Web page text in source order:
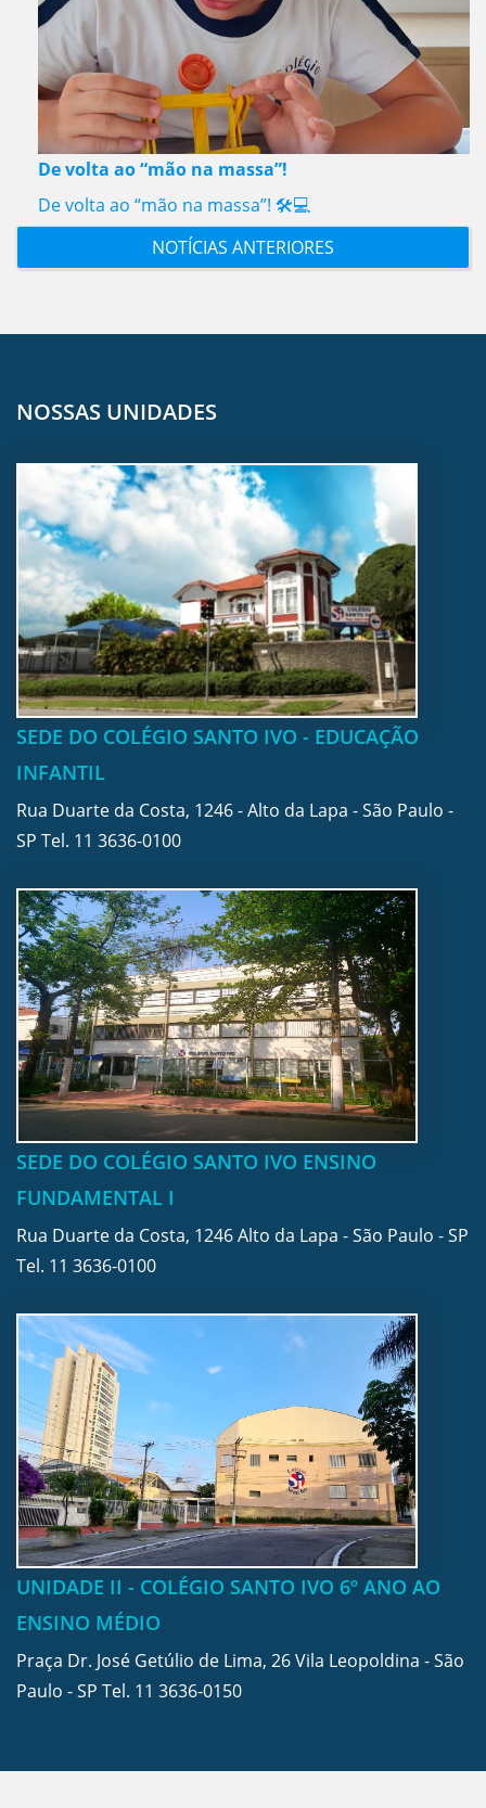
De volta ao “mão na massa”!
De volta ao “mão na massa”! 🛠️💻
NOTÍCIAS ANTERIORES
NOSSAS UNIDADES
SEDE DO COLÉGIO SANTO IVO - EDUCAÇÃO
INFANTIL
Rua Duarte da Costa, 1246 - Alto da Lapa - São Paulo -
SP Tel. 11 3636-0100
SEDE DO COLÉGIO SANTO IVO ENSINO
FUNDAMENTAL I
Rua Duarte da Costa, 1246 Alto da Lapa - São Paulo - SP
Tel. 11 3636-0100
UNIDADE II - COLÉGIO SANTO IVO 6º ANO AO
ENSINO MÉDIO
Praça Dr. José Getúlio de Lima, 26 Vila Leopoldina - São
Paulo - SP Tel. 11 3636-0150